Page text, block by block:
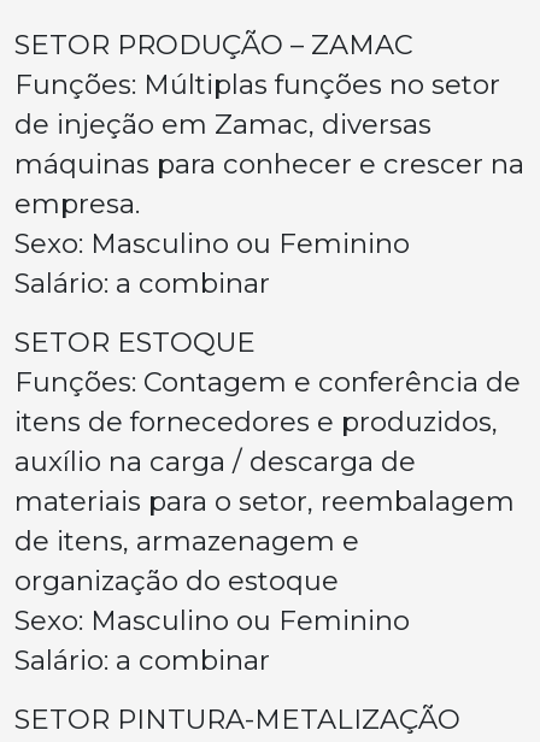
SETOR PRODUÇÃO – ZAMAC
Funções: Múltiplas funções no setor
de injeção em Zamac, diversas
máquinas para conhecer e crescer na
empresa.
Sexo: Masculino ou Feminino
Salário: a combinar
SETOR ESTOQUE
Funções: Contagem e conferência de
itens de fornecedores e produzidos,
auxílio na carga / descarga de
materiais para o setor, reembalagem
de itens, armazenagem e
organização do estoque
Sexo: Masculino ou Feminino
Salário: a combinar
SETOR PINTURA-METALIZAÇÃO